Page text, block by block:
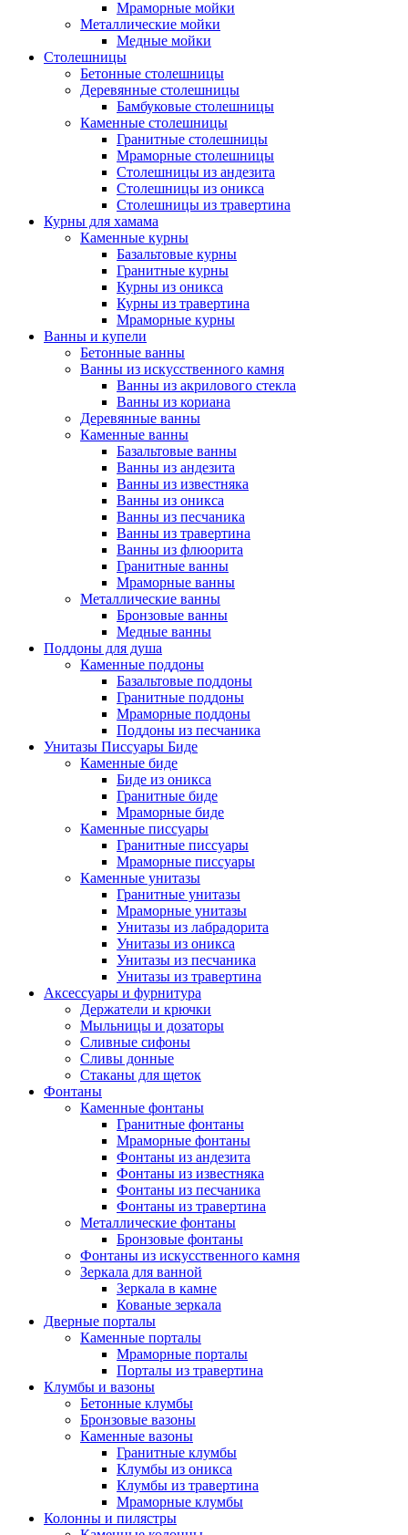
Мраморные мойки
Металлические мойки
Медные мойки
Столешницы
Бетонные столешницы
Деревянные столешницы
Бамбуковые столешницы
Каменные столешницы
Гранитные столешницы
Мраморные столешницы
Столешницы из андезита
Столешницы из оникса
Столешницы из травертина
Курны для хамама
Каменные курны
Базальтовые курны
Гранитные курны
Курны из оникса
Курны из травертина
Мраморные курны
Ванны и купели
Бетонные ванны
Ванны из искусственного камня
Ванны из акрилового стекла
Ванны из кориана
Деревянные ванны
Каменные ванны
Базальтовые ванны
Ванны из андезита
Ванны из известняка
Ванны из оникса
Ванны из песчаника
Ванны из травертина
Ванны из флюорита
Гранитные ванны
Мраморные ванны
Металлические ванны
Бронзовые ванны
Медные ванны
Поддоны для душа
Каменные поддоны
Базальтовые поддоны
Гранитные поддоны
Мраморные поддоны
Поддоны из песчаника
Унитазы Писсуары Биде
Каменные биде
Биде из оникса
Гранитные биде
Мраморные биде
Каменные писсуары
Гранитные писсуары
Мраморные писсуары
Каменные унитазы
Гранитные унитазы
Мраморные унитазы
Унитазы из лабрадорита
Унитазы из оникса
Унитазы из песчаника
Унитазы из травертина
Аксессуары и фурнитура
Держатели и крючки
Мыльницы и дозаторы
Сливные сифоны
Сливы донные
Стаканы для щеток
Фонтаны
Каменные фонтаны
Гранитные фонтаны
Мраморные фонтаны
Фонтаны из андезита
Фонтаны из известняка
Фонтаны из песчаника
Фонтаны из травертина
Металлические фонтаны
Бронзовые фонтаны
Фонтаны из искусственного камня
Зеркала для ванной
Зеркала в камне
Кованые зеркала
Дверные порталы
Каменные порталы
Мраморные порталы
Порталы из травертина
Клумбы и вазоны
Бетонные клумбы
Бронзовые вазоны
Каменные вазоны
Гранитные клумбы
Клумбы из оникса
Клумбы из травертина
Мраморные клумбы
Колонны и пилястры